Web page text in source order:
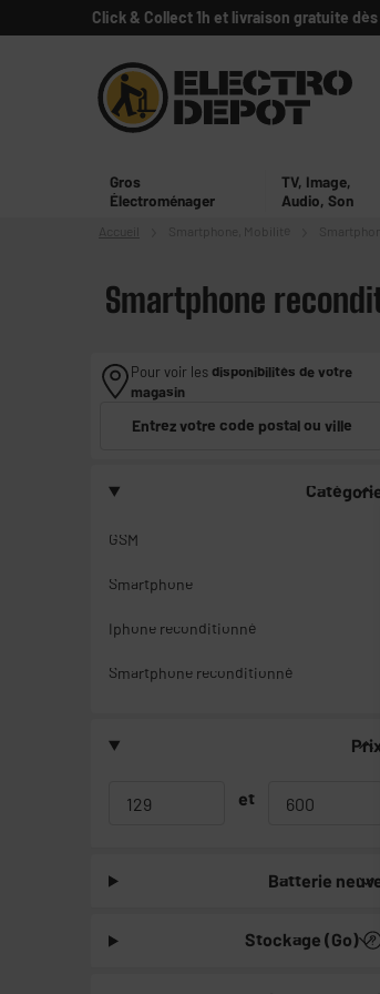
Click & Collect 1h et livraison gratuite dès
Gros
Électroménager
TV, Image,
Audio, Son
Accueil Mobilité
Smartphone
Pour voir lesdisponibilités de votre
magasin
Entrez votre code postal ou ville
GSM
Smartphone
Iphone reconditionné
Smartphone reconditionné
et
Batterie
Stockage (Go)